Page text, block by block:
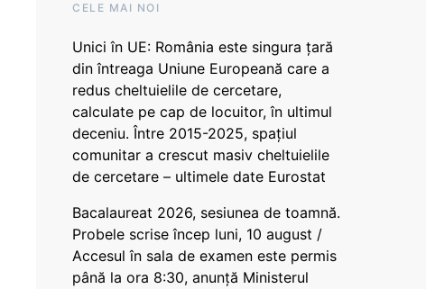
CELE MAI NOI
Unici în UE: România este singura țară
din întreaga Uniune Europeană care a
redus cheltuielile de cercetare,
calculate pe cap de locuitor, în ultimul
deceniu. Între 2015-2025, spațiul
comunitar a crescut masiv cheltuielile
de cercetare – ultimele date Eurostat
Bacalaureat 2026, sesiunea de toamnă.
Probele scrise încep luni, 10 august /
Accesul în sala de examen este permis
până la ora 8:30, anunță Ministerul